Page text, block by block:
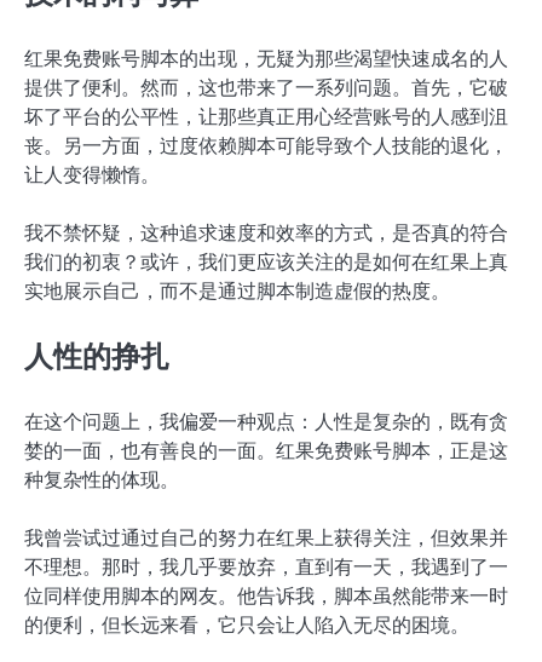
红果免费账号脚本的出现，无疑为那些渴望快速成名的人
提供了便利。然而，这也带来了一系列问题。首先，它破
坏了平台的公平性，让那些真正用心经营账号的人感到沮
丧。另一方面，过度依赖脚本可能导致个人技能的退化，
让人变得懒惰。
我不禁怀疑，这种追求速度和效率的方式，是否真的符合
我们的初衷？或许，我们更应该关注的是如何在红果上真
实地展示自己，而不是通过脚本制造虚假的热度。
人性的挣扎
在这个问题上，我偏爱一种观点：人性是复杂的，既有贪
婪的一面，也有善良的一面。红果免费账号脚本，正是这
种复杂性的体现。
我曾尝试过通过自己的努力在红果上获得关注，但效果并
不理想。那时，我几乎要放弃，直到有一天，我遇到了一
位同样使用脚本的网友。他告诉我，脚本虽然能带来一时
的便利，但长远来看，它只会让人陷入无尽的困境。